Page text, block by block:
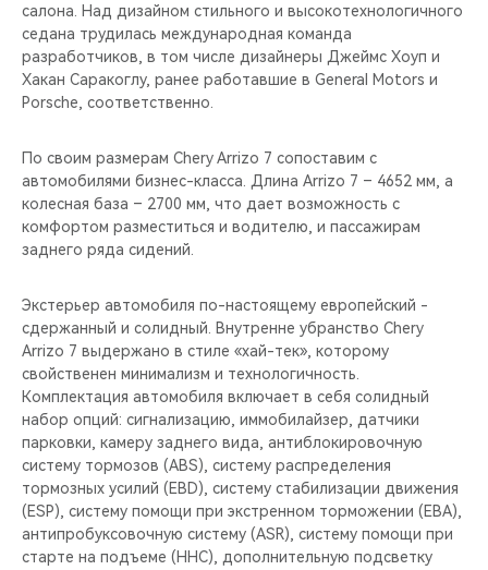
салона. Над дизайном стильного и высокотехнологичного
седана трудилась международная команда
разработчиков, в том числе дизайнеры Джеймс Хоуп и
Хакан Саракоглу, ранее работавшие в General Motors и
Porsche, соответственно.
По своим размерам Chery Arrizo 7 сопоставим с
автомобилями бизнес-класса. Длина Arrizo 7 – 4652 мм, а
колесная база – 2700 мм, что дает возможность с
комфортом разместиться и водителю, и пассажирам
заднего ряда сидений.
Экстерьер автомобиля по-настоящему европейский -
сдержанный и солидный. Внутренне убранство Chery
Arrizo 7 выдержано в стиле «хай-тек», которому
свойственен минимализм и технологичность.
Комплектация автомобиля включает в себя солидный
набор опций: сигнализацию, иммобилайзер, датчики
парковки, камеру заднего вида, антиблокировочную
систему тормозов (ABS), систему распределения
тормозных усилий (EBD), cистему стабилизации движения
(ESP), cистему помощи при экстренном торможении (EBA),
антипробуксовочную систему (ASR), cистему помощи при
старте на подъеме (HHC), дополнительную подсветку